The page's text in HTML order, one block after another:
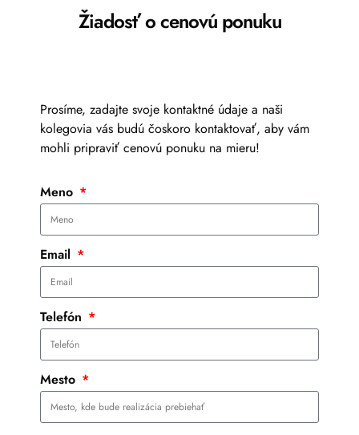
Žiadosť o cenovú ponuku
Prosíme, zadajte svoje kontaktné údaje a naši
kolegovia vás budú čoskoro kontaktovať, aby vám
mohli pripraviť cenovú ponuku na mieru!
Meno
Email
Telefón
Mesto